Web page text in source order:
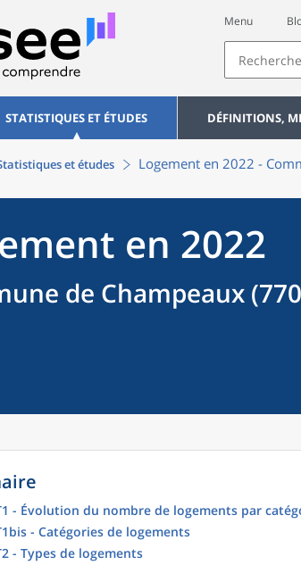
Menu
STATISTIQUES ET ÉTUDES DÉFINITIONS,
et études Logement en 2022 -
en 2022
de Champeaux
- Évolution du nombre de logements par
- Catégories de logements
- Types de logements